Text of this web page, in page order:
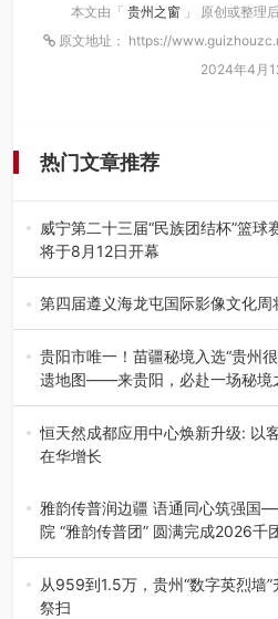
本文由「 贵州之窗 」 原创或整理
原文地址： https://
2024年4月
热门文章推荐
威宁第二十三届“民族团结杯”篮球
将于8月12日开幕
8月7日，威宁彝族回族苗族自治
杯”篮球赛暨2026年“村B…
第四届遵义海龙屯国际影像文化
8月7日，第四届遵义海龙屯国际
界文化遗产地海龙屯核心景区…
贵阳市唯一！苗疆秘境入选“贵州
遗地图——来贵阳，必赴一场秘境
2026年7月21日，2026年“贵州很
地”（贵州站）主题…
恒天然成都应用中心焕新升级: 以
在华增长
场创新发展 （7月27日，成…
雅韵传普润边疆 语通同心筑强国
院 “雅韵传普团” 圆满完成2026千
为扎实推进2026“千团万人推普强
践，牢牢紧扣 “雅韵传普…
从959到1.5万，贵州“数字英烈墙
祭扫